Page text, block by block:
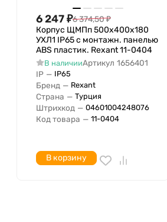
Ширина в числах модульных
расстояний
Подходит для использования вне
помещений
Ударопрочность
Количество модулей
Тип дверей
Степень защиты IP
Подходит для использования вне
6 247₽6 374,50₽
Корпус ЩМПп 500х400х180
УХЛ1 IP65 с монтажн. панелью
ABS пластик. Rexant 11-0404
В наличииАртикул 1656401
IP — IP65
Бренд — Rexant
Страна — Турция
Штрихкод — 04601004248076
Код товара — 11-0404
В корзину